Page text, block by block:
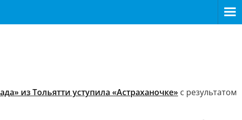
из Тольятти уступила «Астраханочке»с результатом